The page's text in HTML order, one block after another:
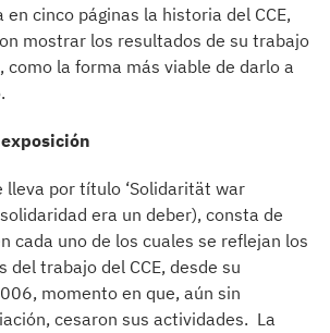
cinco páginas la historia del CCE,
mostrar los resultados de su trabajo
como la forma más viable de darlo a
lleva por título ‘Solidarität war
era un deber), consta de
cada uno de los cuales se reflejan los
trabajo del CCE, desde su
momento en que, aún sin
cesaron sus actividades. La